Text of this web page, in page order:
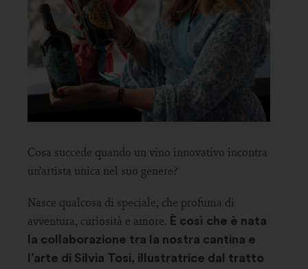
Cosa succede quando un vino innovativo incontra
un’artista unica nel suo genere?
Nasce qualcosa di speciale, che profuma di
avventura, curiosità e amore. È così che è nata
la collaborazione tra la nostra cantina e
l’arte di Silvia Tosi, illustratrice dal tratto